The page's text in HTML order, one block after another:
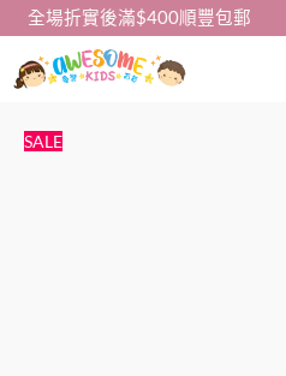
全場折實後滿$400順豐包郵
SALE
原
女